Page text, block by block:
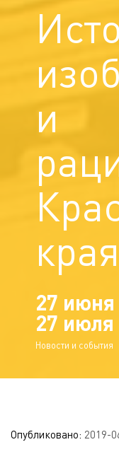
и
края
27
27 июля
Новости и события
Опубликовано: 2019-